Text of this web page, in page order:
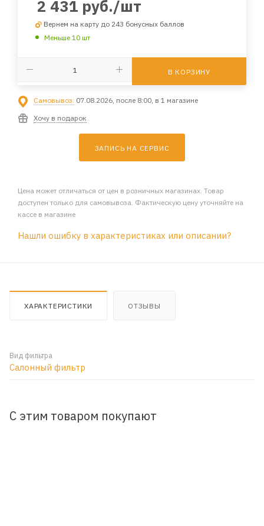
2 431 руб./шт
Вернем на карту до 243 бонусных баллов
Меньше 10 шт
В КОРЗИНУ
Самовывоз: 07.08.2026, после 8:00, в 1 магазине
Хочу в подарок
ЗАПИСЬ НА СЕРВИС
Цена может отличаться от цен в розничных магазинах. Товар
доступен только для самовывоза. Фактическую цену уточняйте на
кассе в магазине
Нашли ошибку в характеристиках или описании?
ХАРАКТЕРИСТИКИ ОТЗЫВЫ
Вид фильтра
Салонный фильтр
С этим товаром покупают